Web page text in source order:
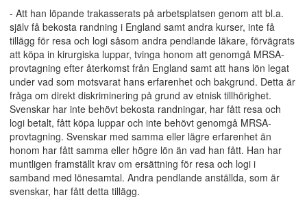
- Att han löpande trakasserats på arbetsplatsen genom att bl.a.
själv få bekosta randning i England samt andra kurser, inte få
tillägg för resa och logi såsom andra pendlande läkare, förvägrats
att köpa in kirurgiska luppar, tvinga honom att genomgå MRSA-
provtagning efter återkomst från England samt att hans lön legat
under vad som motsvarat hans erfarenhet och bakgrund. Detta är
fråga om direkt diskriminering på grund av etnisk tillhörighet.
Svenskar har inte behövt bekosta randningar, har fått resa och
logi betalt, fått köpa luppar och inte behövt genomgå MRSA-
provtagning. Svenskar med samma eller lägre erfarenhet än
honom har fått samma eller högre lön än vad han fått. Han har
muntligen framställt krav om ersättning för resa och logi i
samband med lönesamtal. Andra pendlande anställda, som är
svenskar, har fått detta tillägg.